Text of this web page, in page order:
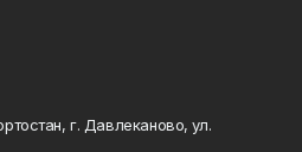
г. Давлеканово, ул.